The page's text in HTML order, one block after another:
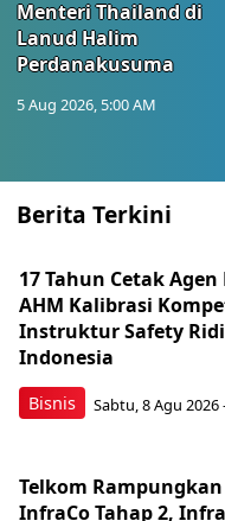
Menteri Thailand di
Lanud Halim
Perdanakusuma
5 Aug 2026, 5:00 AM
Berita Terkini
Bisnis
17 Tahun Cetak
AHM Kalibrasi
Instruktur Safety
Indonesia
Sabtu, 8 Agu 2026
Telkom
InfraCo Tahap 2,